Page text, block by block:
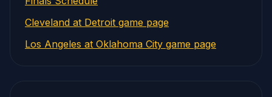
Cleveland at Detroit game page
Los Angeles at Oklahoma City game page